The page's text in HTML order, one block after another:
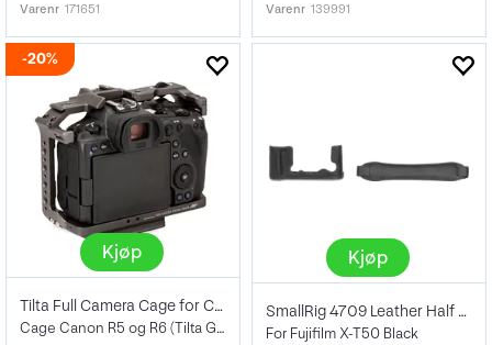
Varenr 171651 Varenr 139991
20%
Kjøp
Tilta Full Camera Cage for Canon R5/R6
Cage Canon R5 og R6 (Tilta Grey)
Kjøp
SmallRig 4709 Leather Half Case Kit XT50
For Fujifilm X-T50 Black